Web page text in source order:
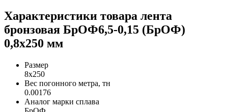
Характеристики товара лента
бронзовая БрОФ6,5-0,15 (БрОФ)
0,8х250 мм
Размер
8х250
Вес погонного метра, тн
0.00176
Аналог марки сплава